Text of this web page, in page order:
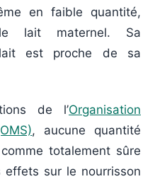
en faible quantité,
lait maternel. Sa
est proche de sa
de l’Organisation
, aucune quantité
comme totalement sûre
effets sur le nourrisson